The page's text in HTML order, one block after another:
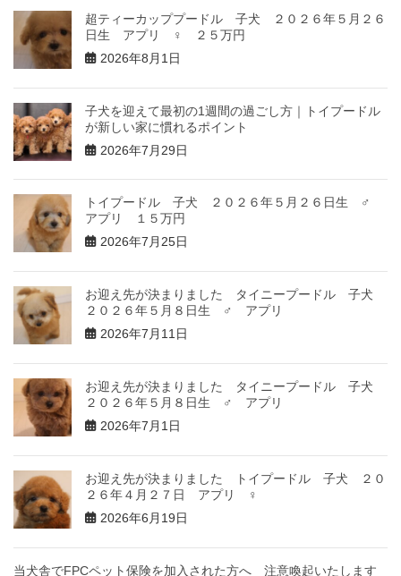
超ティーカッププードル 子犬 ２０２６年５月２６
日生 アプリ ♀ ２５万円
2026年8月1日
子犬を迎えて最初の1週間の過ごし方｜トイプードル
が新しい家に慣れるポイント
2026年7月29日
トイプードル 子犬 ２０２６年５月２６日生 ♂
アプリ １５万円
2026年7月25日
お迎え先が決まりました タイニープードル 子犬
２０２６年５月８日生 ♂ アプリ
2026年7月11日
お迎え先が決まりました タイニープードル 子犬
２０２６年５月８日生 ♂ アプリ
2026年7月1日
お迎え先が決まりました トイプードル 子犬 ２０
２６年４月２７日 アプリ ♀
2026年6月19日
当犬舎でFPCペット保険を加入された方へ 注意喚起いたします